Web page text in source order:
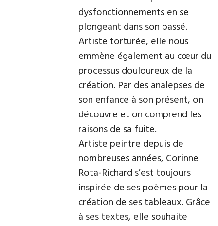
dysfonctionnements en se
plongeant dans son passé.
Artiste torturée, elle nous
emmène également au cœur du
processus douloureux de la
création. Par des analepses de
son enfance à son présent, on
découvre et on comprend les
raisons de sa fuite.
Artiste peintre depuis de
nombreuses années, Corinne
Rota-Richard s’est toujours
inspirée de ses poèmes pour la
création de ses tableaux. Grâce
à ses textes, elle souhaite